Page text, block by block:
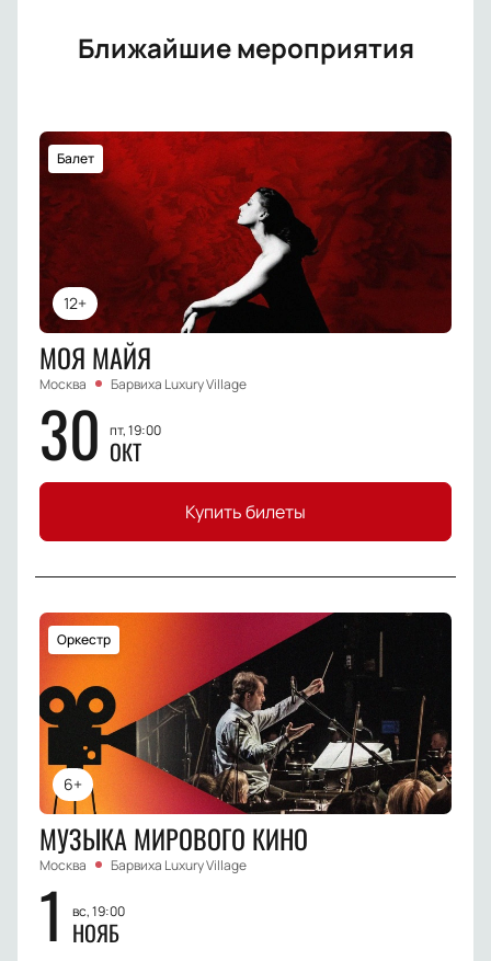
Ближайшие мероприятия
12+
Балет
МОЯ МАЙЯ
Москва Барвиха Luxury Village
30 пт, 19:00
ОКТ
Купить билеты
6+
Оркестр
МУЗЫКА МИРОВОГО КИНО
Москва Барвиха Luxury Village
1 вс, 19:00
НОЯБ